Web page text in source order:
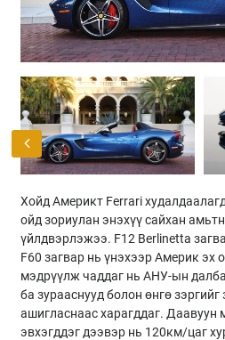
Хойд Америкт Ferrari
ойд зориулан энэхүү сайхан
үйлдвэрлэжээ. F12 Berlinetta
F60 загвар нь үнэхээр Америк эх
мэдрүүлж чаддаг нь АНУ-ын
ба зурааснууд болон өнгө зэргийг
ашигласнаас харагддаг. Даавуун
эвхэгддэг дээвэр нь 120км/цаг